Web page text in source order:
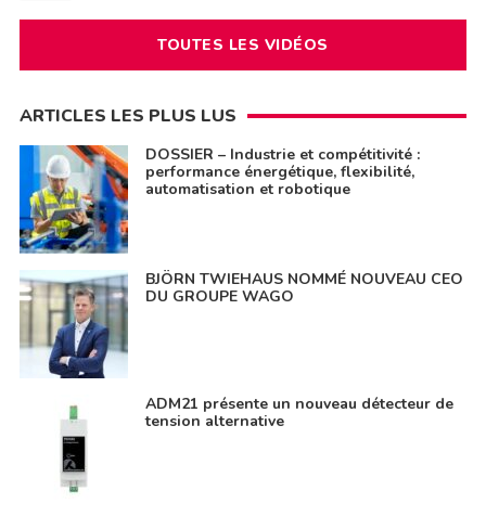
TOUTES LES VIDÉOS
ARTICLES LES PLUS LUS
DOSSIER – Industrie et compétitivité :
performance énergétique, flexibilité,
automatisation et robotique
BJÖRN TWIEHAUS NOMMÉ NOUVEAU CEO
DU GROUPE WAGO
ADM21 présente un nouveau détecteur de
tension alternative